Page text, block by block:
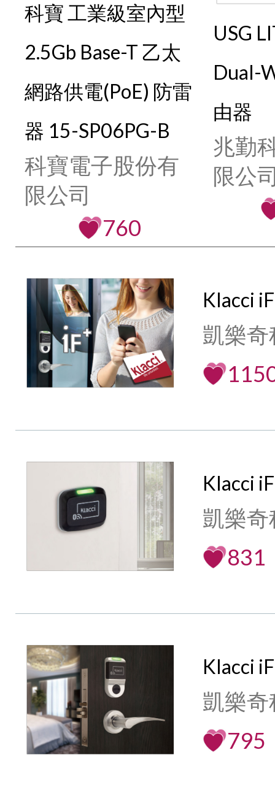
科寶 工業級室內型
2.5Gb Base-T 乙太
網路供電(PoE) 防雷
器 15-SP06PG-B
科寶電子股份有
限公司
760
USG
Dual-
由器
兆勤
限公
Klacci
凱樂
Klacci
凱樂
831
Klacci
凱樂
795